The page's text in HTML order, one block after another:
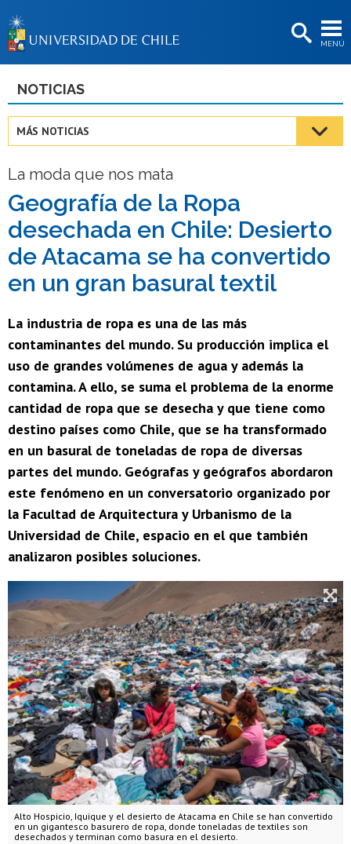
MENÚ
BIBLIOTECAS
Estudiantes
Académicas/os
Funcionarias/os
Egresadas/os
NOTICIAS
MÁS NOTICIAS
La moda que nos mata
Geografía de la Ropa
desechada en Chile: Desierto
de Atacama se ha convertido
en un gran basural textil
La industria de ropa es una de las más
contaminantes del mundo. Su producción implica el
uso de grandes volúmenes de agua y además la
contamina. A ello, se suma el problema de la enorme
cantidad de ropa que se desecha y que tiene como
destino países como Chile, que se ha transformado
en un basural de toneladas de ropa de diversas
partes del mundo. Geógrafas y geógrafos abordaron
este fenómeno en un conversatorio organizado por
la Facultad de Arquitectura y Urbanismo de la
Universidad de Chile, espacio en el que también
analizaron posibles soluciones.
Alto Hospicio, Iquique y el desierto de Atacama en Chile se han convertido
en un gigantesco basurero de ropa, donde toneladas de textiles son
desechados y terminan como basura en el desierto.